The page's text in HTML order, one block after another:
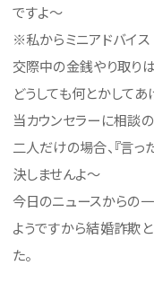
ですよ～
※私からミニアドバイス
交際中の金銭やり取りは
どうしても何とかして
当カウンセラーに相談
二人だけの場合、『言
決しませんよ～
今日のニュースからの
ようですから結婚詐欺
た。